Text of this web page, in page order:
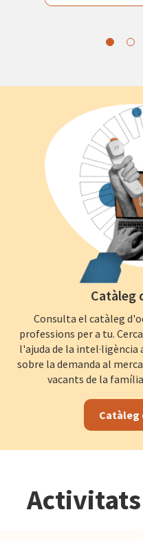
Catàleg
Consulta el catàleg
professions per a tu.
l'ajuda de la
sobre la demanda al
vacants de la
Catàleg